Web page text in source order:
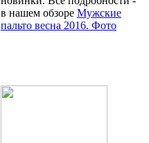
в нашем обзоре Мужские
пальто весна 2016. Фото